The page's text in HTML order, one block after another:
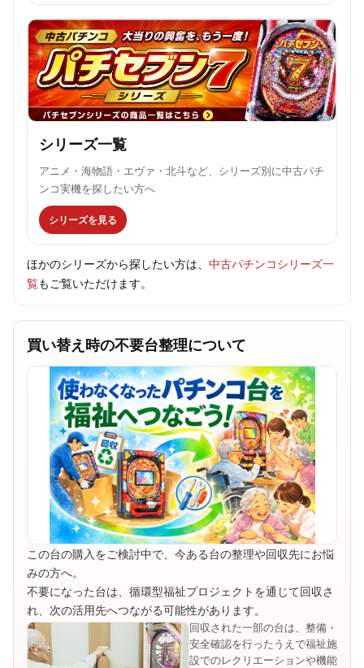
シリーズ一覧
アニメ・海物語・エヴァ・北斗など、シリーズ別に中古パチ
ンコ実機を探したい方へ
シリーズを見る
ほかのシリーズから探したい方は、 中古パチンコシリーズ一
覧もご覧いただけます。
買い替え時の不要台整理について
この台の購入をご検討中で、今ある台の整理や回収先にお悩
みの方へ。
不要になった台は、循環型福祉プロジェクトを通じて回収さ
れ、次の活用先へつながる可能性があります。
回収された一部の台は、整備・
安全確認を行ったうえで福祉施
設でのレクリエーションや機能